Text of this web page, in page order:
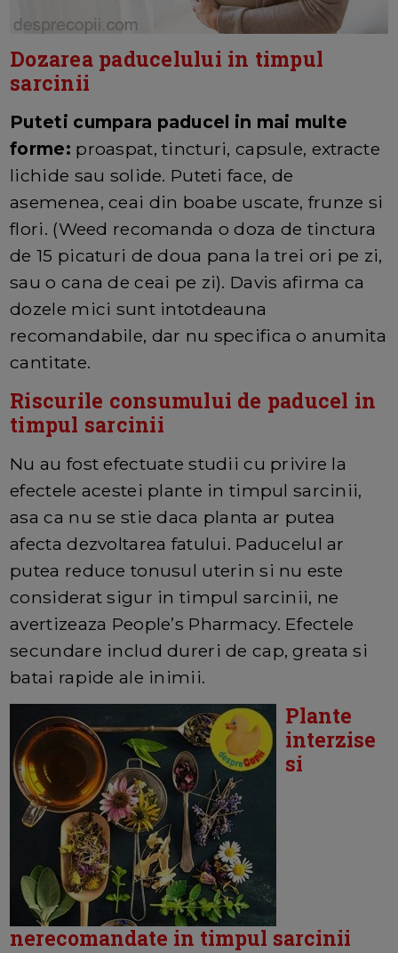
Dozarea paducelului in timpul
sarcinii
Puteti cumpara paducel in mai multe
forme: proaspat, tincturi, capsule, extracte
lichide sau solide. Puteti face, de
asemenea, ceai din boabe uscate, frunze si
flori. (Weed recomanda o doza de tinctura
de 15 picaturi de doua pana la trei ori pe zi,
sau o cana de ceai pe zi). Davis afirma ca
dozele mici sunt intotdeauna
recomandabile, dar nu specifica o anumita
cantitate.
Riscurile consumului de paducel in
timpul sarcinii
Nu au fost efectuate studii cu privire la
efectele acestei plante in timpul sarcinii,
asa ca nu se stie daca planta ar putea
afecta dezvoltarea fatului. Paducelul ar
putea reduce tonusul uterin si nu este
considerat sigur in timpul sarcinii, ne
avertizeaza People’s Pharmacy. Efectele
secundare includ dureri de cap, greata si
batai rapide ale inimii.
Plante
interzise
si
nerecomandate in timpul sarcinii